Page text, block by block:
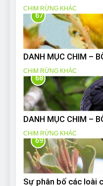
CHIM RỪNG KHÁC
67
DANH MỤC CHIM –
CHIM RỪNG KHÁC
68
DANH MỤC CHIM –
CHIM RỪNG KHÁC
69
Sự phân bố các loài